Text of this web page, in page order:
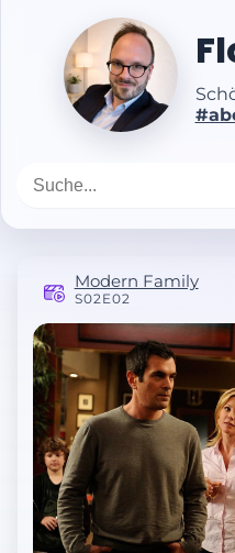
Modern Family
S02E02